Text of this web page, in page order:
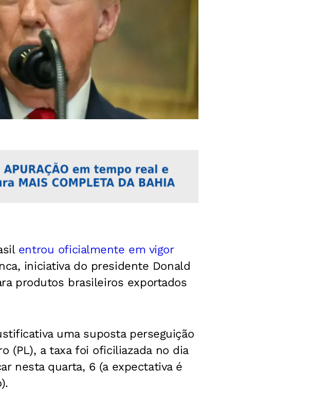
entrou oficialmente em vigor
iniciativa do presidente Donald
produtos brasileiros exportados
uma suposta perseguição
(PL), a taxa foi oficiliazada no dia
nesta quarta, 6 (a expectativa é